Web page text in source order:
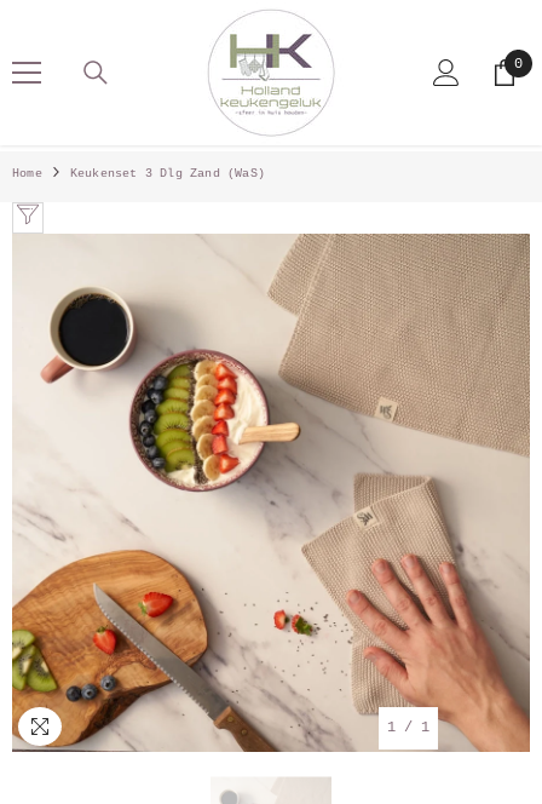
0
0
Home Keukenset 3 Dlg Zand (WaS)
1 / 1